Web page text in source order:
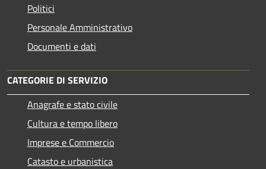
Politici
Personale Amministrativo
Documenti e dati
CATEGORIE DI SERVIZIO
Anagrafe e stato civile
Cultura e tempo libero
Imprese e Commercio
Catasto e urbanistica